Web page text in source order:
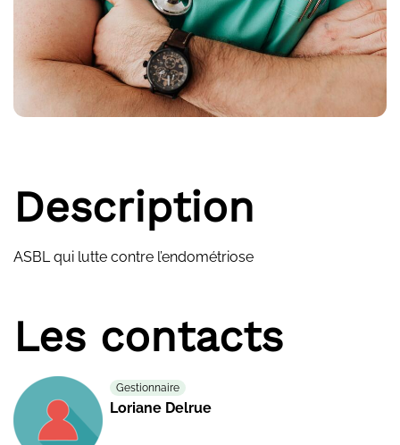
Description
ASBL qui lutte contre l’endométriose
Les contacts
Gestionnaire
Loriane Delrue